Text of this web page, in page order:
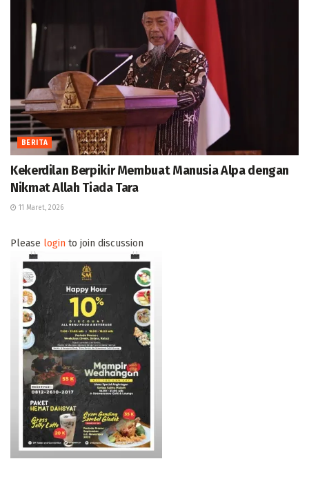
BERITA
Kekerdilan Berpikir Membuat Manusia Alpa dengan
Nikmat Allah Tiada Tara
11 Maret, 2026
Please login to join discussion